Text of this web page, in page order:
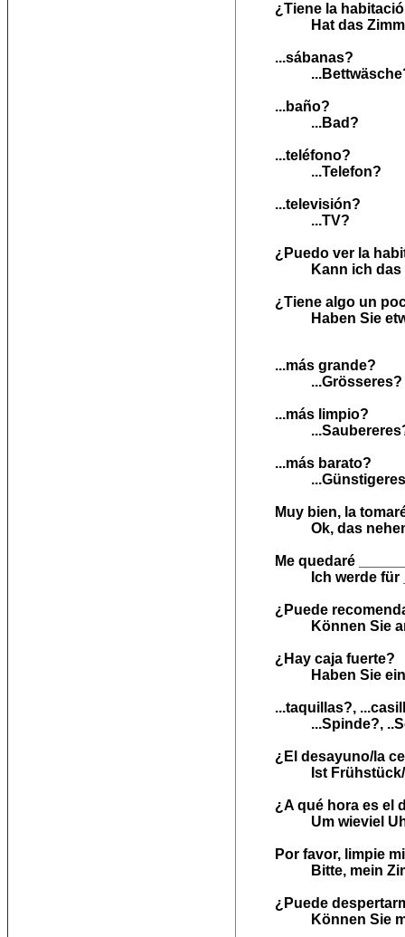
¿Tiene la
Hat das
...sábanas?
...baño?
...Bad?
...teléfono?
...Telefon?
...televisión?
...TV?
¿Puedo ver la
Kann ich
¿Tiene algo un
Haben Sie
...más grande?
...Grösseres?
...más limpio?
...más barato?
Muy bien, la
Ok, das
Me quedaré
Ich werde
¿Puede
Können Sie
¿Hay caja fuerte?
Haben Sie
...taquillas?,
...Spinde?,
¿El desayuno/la
Ist
¿A qué hora es el
Um wieviel
Por favor, limpie
Bitte, mein
¿Puede
Können Sie